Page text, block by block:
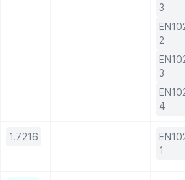
3
2
3
4
1.7216
1